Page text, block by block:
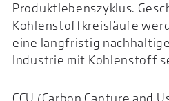
Produktlebenszyklus.
Kohlenstoffkreisläufe
eine langfristig
Industrie mit Kohlenstoff
CCU (Carbon Capture and